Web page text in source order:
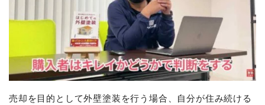
売却を目的として外壁塗装を行う場合、自分が住み続ける